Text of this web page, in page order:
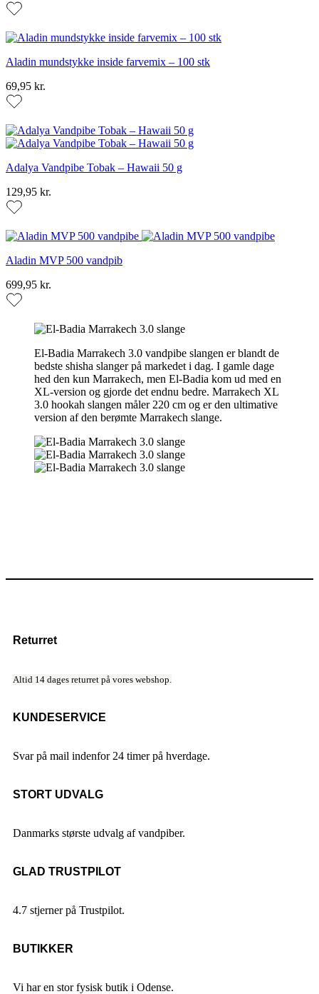
Aladin mundstykke inside farvemix – 100 stk
69,95 kr.
Adalya Vandpibe Tobak – Hawaii 50 g
129,95 kr.
Aladin MVP 500 vandpib
699,95 kr.
El-Badia Marrakech 3.0 vandpibe slangen er blandt de
bedste shisha slanger på markedet i dag. I gamle dage
hed den kun Marrakech, men El-Badia kom ud med en
XL-version og gjorde det endnu bedre. Marrakech XL
3.0 hookah slangen måler 220 cm og er den ultimative
version af den berømte Marrakech slange.
Returret
Altid 14 dages returret på vores webshop.
KUNDESERVICE
Svar på mail indenfor 24 timer på hverdage.
STORT UDVALG
Danmarks største udvalg af vandpiber.
GLAD TRUSTPILOT
4.7 stjerner på Trustpilot.
BUTIKKER
Vi har en stor fysisk butik i Odense.